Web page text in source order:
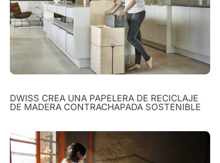
DWISS CREA UNA PAPELERA DE RECICLAJE
DE MADERA CONTRACHAPADA SOSTENIBLE